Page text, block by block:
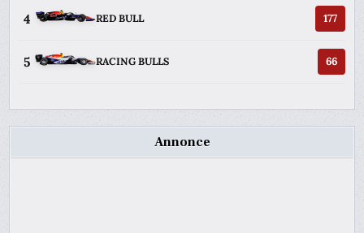
4 RED BULL 177
5 RACING BULLS 66
Annonce